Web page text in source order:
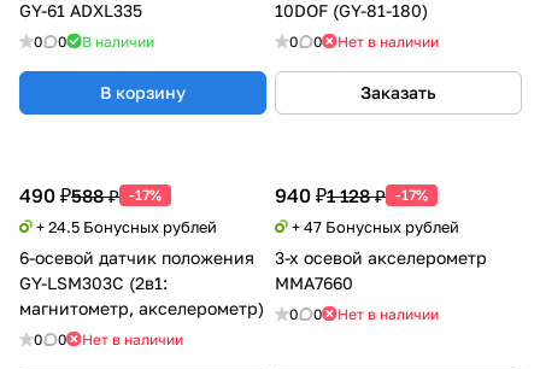
GY-61 ADXL335
0 0 В наличии
В корзину
10DOF (GY-81-180)
0 0 Нет в наличии
Заказать
490 ₽588 ₽ -17%
+ 24.5 Бонусных рублей
6-осевой датчик положения
GY-LSM303C (2в1:
магнитометр, акселерометр)
0 0 Нет в наличии
940 ₽1 128 ₽ -17%
+ 47 Бонусных рублей
3-х осевой акселерометр
MMA7660
0 0 Нет в наличии